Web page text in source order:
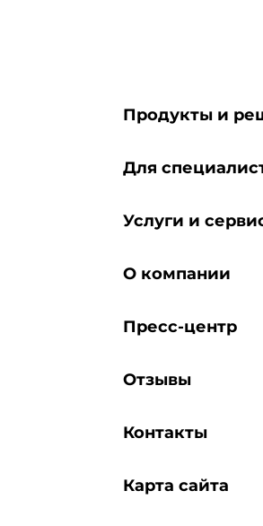
Продукты и
Для
Услуги и
О компании
Пресс-центр
Отзывы
Контакты
Карта сайта